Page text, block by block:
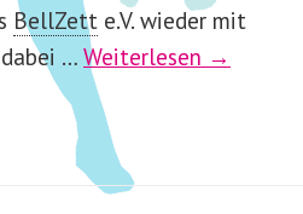
BellZett e.V. wieder mit
… Weiterlesen →